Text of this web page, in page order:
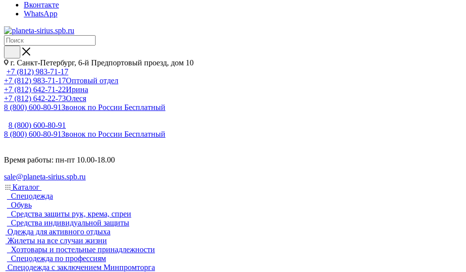
Вконтакте
WhatsApp
г. Санкт-Петербург, 6-й Предпортовый проезд, дом 10
+7 (812) 983-71-17
+7 (812) 983-71-17Оптовый отдел
+7 (812) 642-71-22Ирина
+7 (812) 642-22-73Олеся
8 (800) 600-80-91Звонок по России Бесплатный
8 (800) 600-80-91
8 (800) 600-80-91Звонок по России Бесплатный
Время работы: пн-пт 10.00-18.00
sale@planeta-sirius.spb.ru
Каталог
Спецодежда
Обувь
Средства защиты рук, крема, спреи
Средства индивидуальной защиты
Одежда для активного отдыха
Жилеты на все случаи жизни
Хозтовары и постельные принадлежности
Спецодежда по профессиям
Спецодежда с заключением Минпромторга